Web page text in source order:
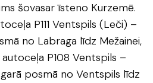
šovasar īsteno Kurzemē.
P111 Ventspils (Leči) –
no Labraga līdz Mežainei,
P108 Ventspils –
posmā no Ventspils līdz